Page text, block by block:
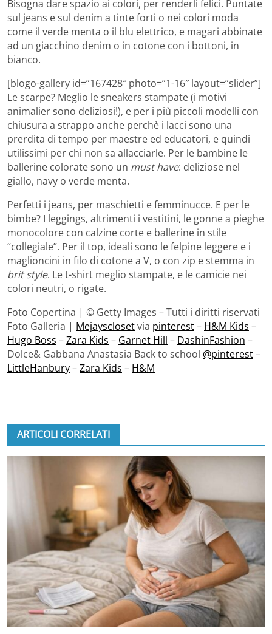
Bisogna dare spazio ai colori, per renderli felici. Puntate
sul jeans e sul denim a tinte forti o nei colori moda
come il verde menta o il blu elettrico, e magari abbinate
ad un giacchino denim o in cotone con i bottoni, in
bianco.
[blogo-gallery id=”167428″ photo=”1-16″ layout=”slider”]
Le scarpe? Meglio le sneakers stampate (i motivi
animalier sono deliziosi!), e per i più piccoli modelli con
chiusura a strappo anche perchè i lacci sono una
prerdita di tempo per maestre ed educatori, e quindi
utilissimi per chi non sa allacciarle. Per le bambine le
ballerine colorate sono un must have: deliziose nel
giallo, navy o verde menta.
Perfetti i jeans, per maschietti e femminucce. E per le
bimbe? I leggings, altrimenti i vestitini, le gonne a pieghe
monocolore con calzine corte e ballerine in stile
“collegiale”. Per il top, ideali sono le felpine leggere e i
maglioncini in filo di cotone a V, o con zip e stemma in
brit style. Le t-shirt meglio stampate, e le camicie nei
colori neutri, o rigate.
Foto Copertina | © Getty Images – Tutti i diritti riservati
Foto Galleria | Mejaysclosetvia pinterest– H&M Kids –
Hugo Boss –Zara Kids – Garnet Hill – DashinFashion –
Dolce& Gabbana Anastasia Back to school @pinterest–
LittleHanbury–Zara Kids – H&M
ARTICOLI CORRELATI